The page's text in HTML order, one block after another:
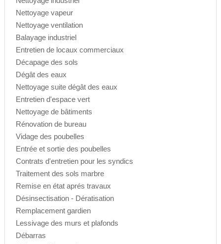
Nettoyage vapeur
Nettoyage ventilation
Balayage industriel
Entretien de locaux commerciaux
Décapage des sols
Dégât des eaux
Nettoyage suite dégât des eaux
Entretien d'espace vert
Nettoyage de bâtiments
Rénovation de bureau
Vidage des poubelles
Entrée et sortie des poubelles
Contrats d'entretien pour les syndics
Traitement des sols marbre
Remise en état aprés travaux
Désinsectisation - Dératisation
Remplacement gardien
Lessivage des murs et plafonds
Débarras